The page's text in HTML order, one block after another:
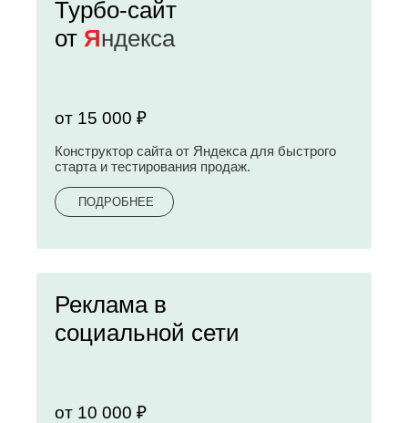
Липецк
Люберцы
Махачкала
Москва
Мурманск
Муром
Мытищи
Челны
Нальчик
Невинномысск
Нефтекамск
Хасавюрт
Химки
Ч
Череповец
Ш
Шахты
Э
Ялта
Ярославль
Турбо-сайт
от Яндекса
от 15 000 ₽
Конструктор сайта от Яндекса для быстрого
старта и тестирования продаж.
ПОДРОБНЕЕ
Реклама в
социальной сети
от 10 000 ₽